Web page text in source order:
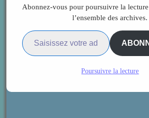
Abonnez-vous pour poursuivre la
l’ensemble des archives.
Saisissez votre adresse e-mail…
Poursuivre la lecture